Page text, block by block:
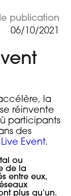
publication
06/10/2021
la
réinvente
participants
des
Live Event.
ou
de la
entre eux,
plus qu’un.